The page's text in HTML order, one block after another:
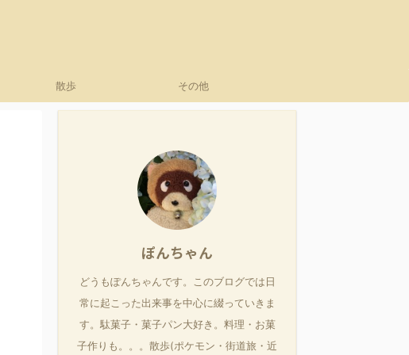
散歩 その他
ぽんちゃん
どうもぽんちゃんです。このブログでは日
常に起こった出来事を中心に綴っていきま
す。駄菓子・菓子パン大好き。料理・お菓
子作りも。。。散歩(ポケモン・街道旅・近